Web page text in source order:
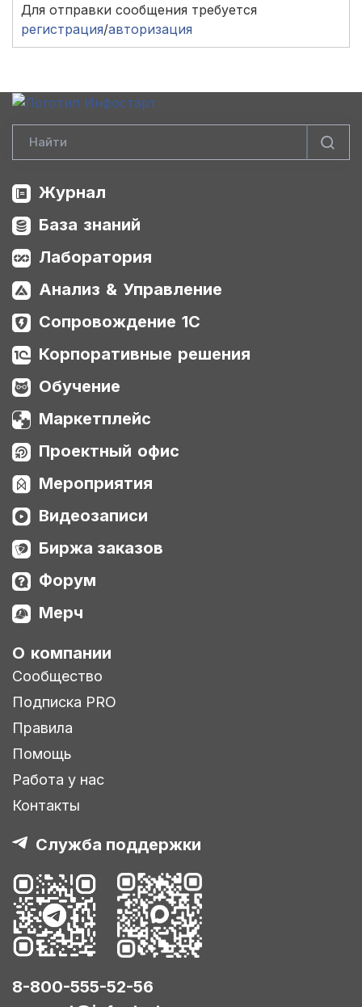
Для отправки сообщения требуется
регистрация/авторизация
Журнал
База знаний
Лаборатория
Анализ & Управление
Сопровождение 1С
Корпоративные решения
Обучение
Маркетплейс
Проектный офис
Мероприятия
Видеозаписи
Биржа заказов
Форум
Мерч
О компании
Сообщество
Подписка PRO
Правила
Помощь
Работа у нас
Контакты
Служба поддержки
8-800-555-52-56